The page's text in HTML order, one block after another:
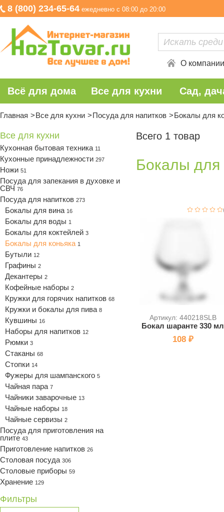
8 (800) 234-65-64 ежедневно с 08:00 до 20:00
О компании
Всё для дома Все для кухни Сад,
Главная Все для кухни Посуда для напитков Бокалы для
Все для кухни
Кухонная бытовая техника 11
Кухонные принадлежности 297
Ножи 51
Посуда для запекания в духовке и
СВЧ 76
Посуда для напитков 273
Бокалы для вина 16
Бокалы для воды 1
Бокалы для коктейлей 3
Бокалы для коньяка 1
Бутыли 12
Графины 2
Декантеры 2
Кофейные наборы 2
Кружки для горячих напитков 68
Кружки и бокалы для пива 8
Кувшины 16
Наборы для напитков 12
Рюмки 3
Стаканы 68
Стопки 14
Фужеры для шампанского 5
Чайная пара 7
Чайники заварочные 13
Чайные наборы 18
Чайные сервизы 2
Посуда для приготовления на
плите 43
Приготовление напитков 26
Столовая посуда 306
Столовые приборы 59
Хранение 129
Фильтры
Всего 1 товар
Бокалы для
Артикул: 440218SLB
Бокал шаранте 330 мл
108 ₽